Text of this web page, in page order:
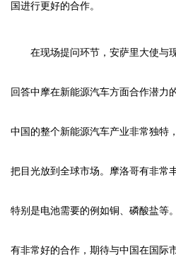
国进行更好的合作。
在现场提问环节，安萨里大使与
回答中摩在新能源汽车方面合作潜力
中国的整个新能源汽车产业非常独特
把目光放到全球市场。摩洛哥有非常
特别是电池需要的例如铜、磷酸盐等
有非常好的合作，期待与中国在国际